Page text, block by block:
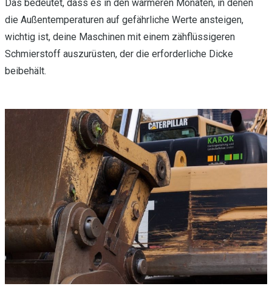
Das bedeutet, dass es in den wärmeren Monaten, in denen
die Außentemperaturen auf gefährliche Werte ansteigen,
wichtig ist, deine Maschinen mit einem zähflüssigeren
Schmierstoff auszurüsten, der die erforderliche Dicke
beibehält.